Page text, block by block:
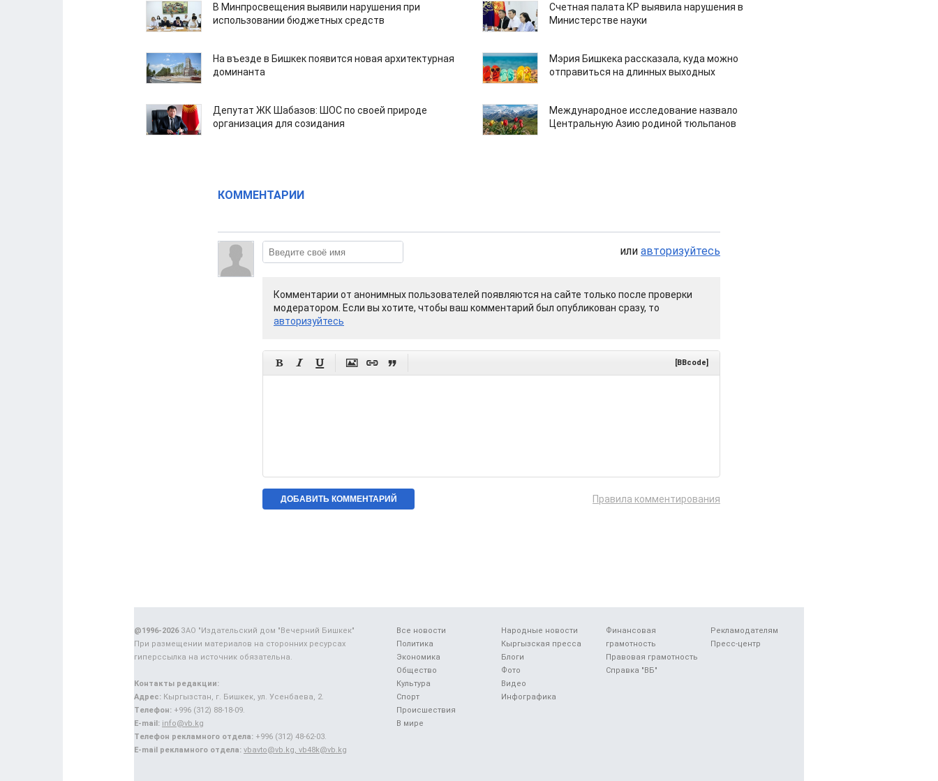
В Минпросвещения выявили нарушения при
использовании бюджетных средств
Счетная палата КР выявила нарушения в
Министерстве науки
На въезде в Бишкек появится новая архитектурная
доминанта
Мэрия Бишкека рассказала, куда можно
отправиться на длинных выходных
Депутат ЖК Шабазов: ШОС по своей природе
организация для созидания
Международное исследование назвало
Центральную Азию родиной тюльпанов
КОММЕНТАРИИ
или авторизуйтесь
Комментарии от анонимных пользователей появляются на сайте только после проверки
модератором. Если вы хотите, чтобы ваш комментарий был опубликован сразу, то
авторизуйтесь
      [BBcode]
Правила комментирования
Все новости
Политика
Экономика
Общество
Культура
Спорт
Происшествия
В мире
Народные новости
Кыргызская пресса
Блоги
Фото
Видео
Инфографика
Финансовая
грамотность
Правовая грамотность
Справка "ВБ"
Рекламодателям
Пресс-центр
@1996-2026ЗАО "Издательский дом "Вечерний Бишкек"
При размещении материалов на сторонних ресурсах
гиперссылка на источник обязательна.
Контакты редакции:
Адрес: Кыргызстан, г. Бишкек, ул. Усенбаева, 2.
Телефон: +996 (312) 88-18-09.
E-mail: info@vb.kg
Телефон рекламного отдела: +996 (312) 48-62-03.
E-mail рекламного отдела: vbavto@vb.kg, vb48k@vb.kg